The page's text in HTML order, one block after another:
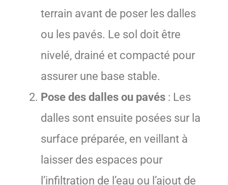
terrain avant de poser les dalles
ou les pavés. Le sol doit être
nivelé, drainé et compacté pour
assurer une base stable.
Pose des dalles ou pavés : Les
dalles sont ensuite posées sur la
surface préparée, en veillant à
laisser des espaces pour
l’infiltration de l’eau ou l’ajout de